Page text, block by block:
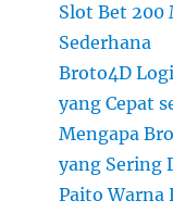
Slot Bet 200
Sederhana
Broto4D
yang Cepat
Mengapa
yang Sering
Paito Warna